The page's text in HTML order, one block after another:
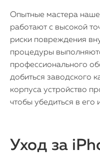
Mac Mini
О нас
Статьи
Опытные мастера
работают с высокой
риски повреждения
процедуры
профессионального
добиться заводского
корпуса устройство
чтобы убедиться в его
Уход за